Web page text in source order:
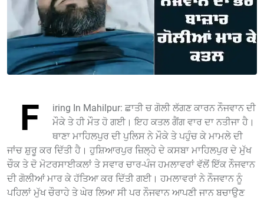
F
iring In Mahilpur: ਛਾਤੀ ਚ ਗੋਲੀ ਲੱਗਣ ਕਾਰਨ ਨੌਜਵਾਨ ਦੀ
ਮੌਕੇ ਤੇ ਹੀ ਮੌਤ ਹੋ ਗਈ। ਇਹ ਕਤਲ ਗੈਂਗ ਵਾਰ ਦਾ ਨਤੀਜਾ ਹੈ।
ਥਾਣਾ ਮਾਹਿਲਪੁਰ ਦੀ ਪੁਲਿਸ ਨੇ ਮੌਕੇ ਤੇ ਪਹੁੰਚ ਕੇ ਮਾਮਲੇ ਦੀ
ਜਾਂਚ ਸ਼ੁਰੂ ਕਰ ਦਿੱਤੀ ਹੈ। ਹੁਸ਼ਿਆਰਪੁਰ ਜ਼ਿਲ੍ਹੇ ਦੇ ਕਸਬਾ ਮਾਹਿਲਪੁਰ ਦੇ ਮੁੱਖ
ਚੌਕ ਤੇ ਦੋ ਮੋਟਰਸਾਈਕਲਾਂ ਤੇ ਸਵਾਰ ਚਾਰ-ਪੰਜ ਹਮਲਾਵਰਾਂ ਵੱਲੋਂ ਇੱਕ ਨੌਜਵਾਨ
ਦੀ ਗੋਲੀਆਂ ਮਾਰ ਕੇ ਹੱਤਿਆ ਕਰ ਦਿੱਤੀ ਗਈ। ਹਮਲਾਵਰਾਂ ਨੇ ਨੌਜਵਾਨ ਨੂੰ
ਪਹਿਲਾਂ ਮੁੱਖ ਚੌਰਾਹੇ ਤੇ ਘੇਰ ਲਿਆ ਸੀ ਪਰ ਨੌਜਵਾਨ ਆਪਣੀ ਜਾਨ ਬਚਾਉਣ